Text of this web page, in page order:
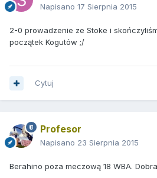
Napisano 17 Sierpnia 2015
2-0 prowadzenie ze Stoke i
początek Kogutów ;/
Cytuj
Profesor
Napisano 23 Sierpnia 2015
Berahino poza meczową 18 WBA.